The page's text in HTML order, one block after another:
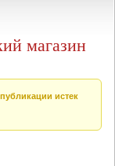
магазин
истек